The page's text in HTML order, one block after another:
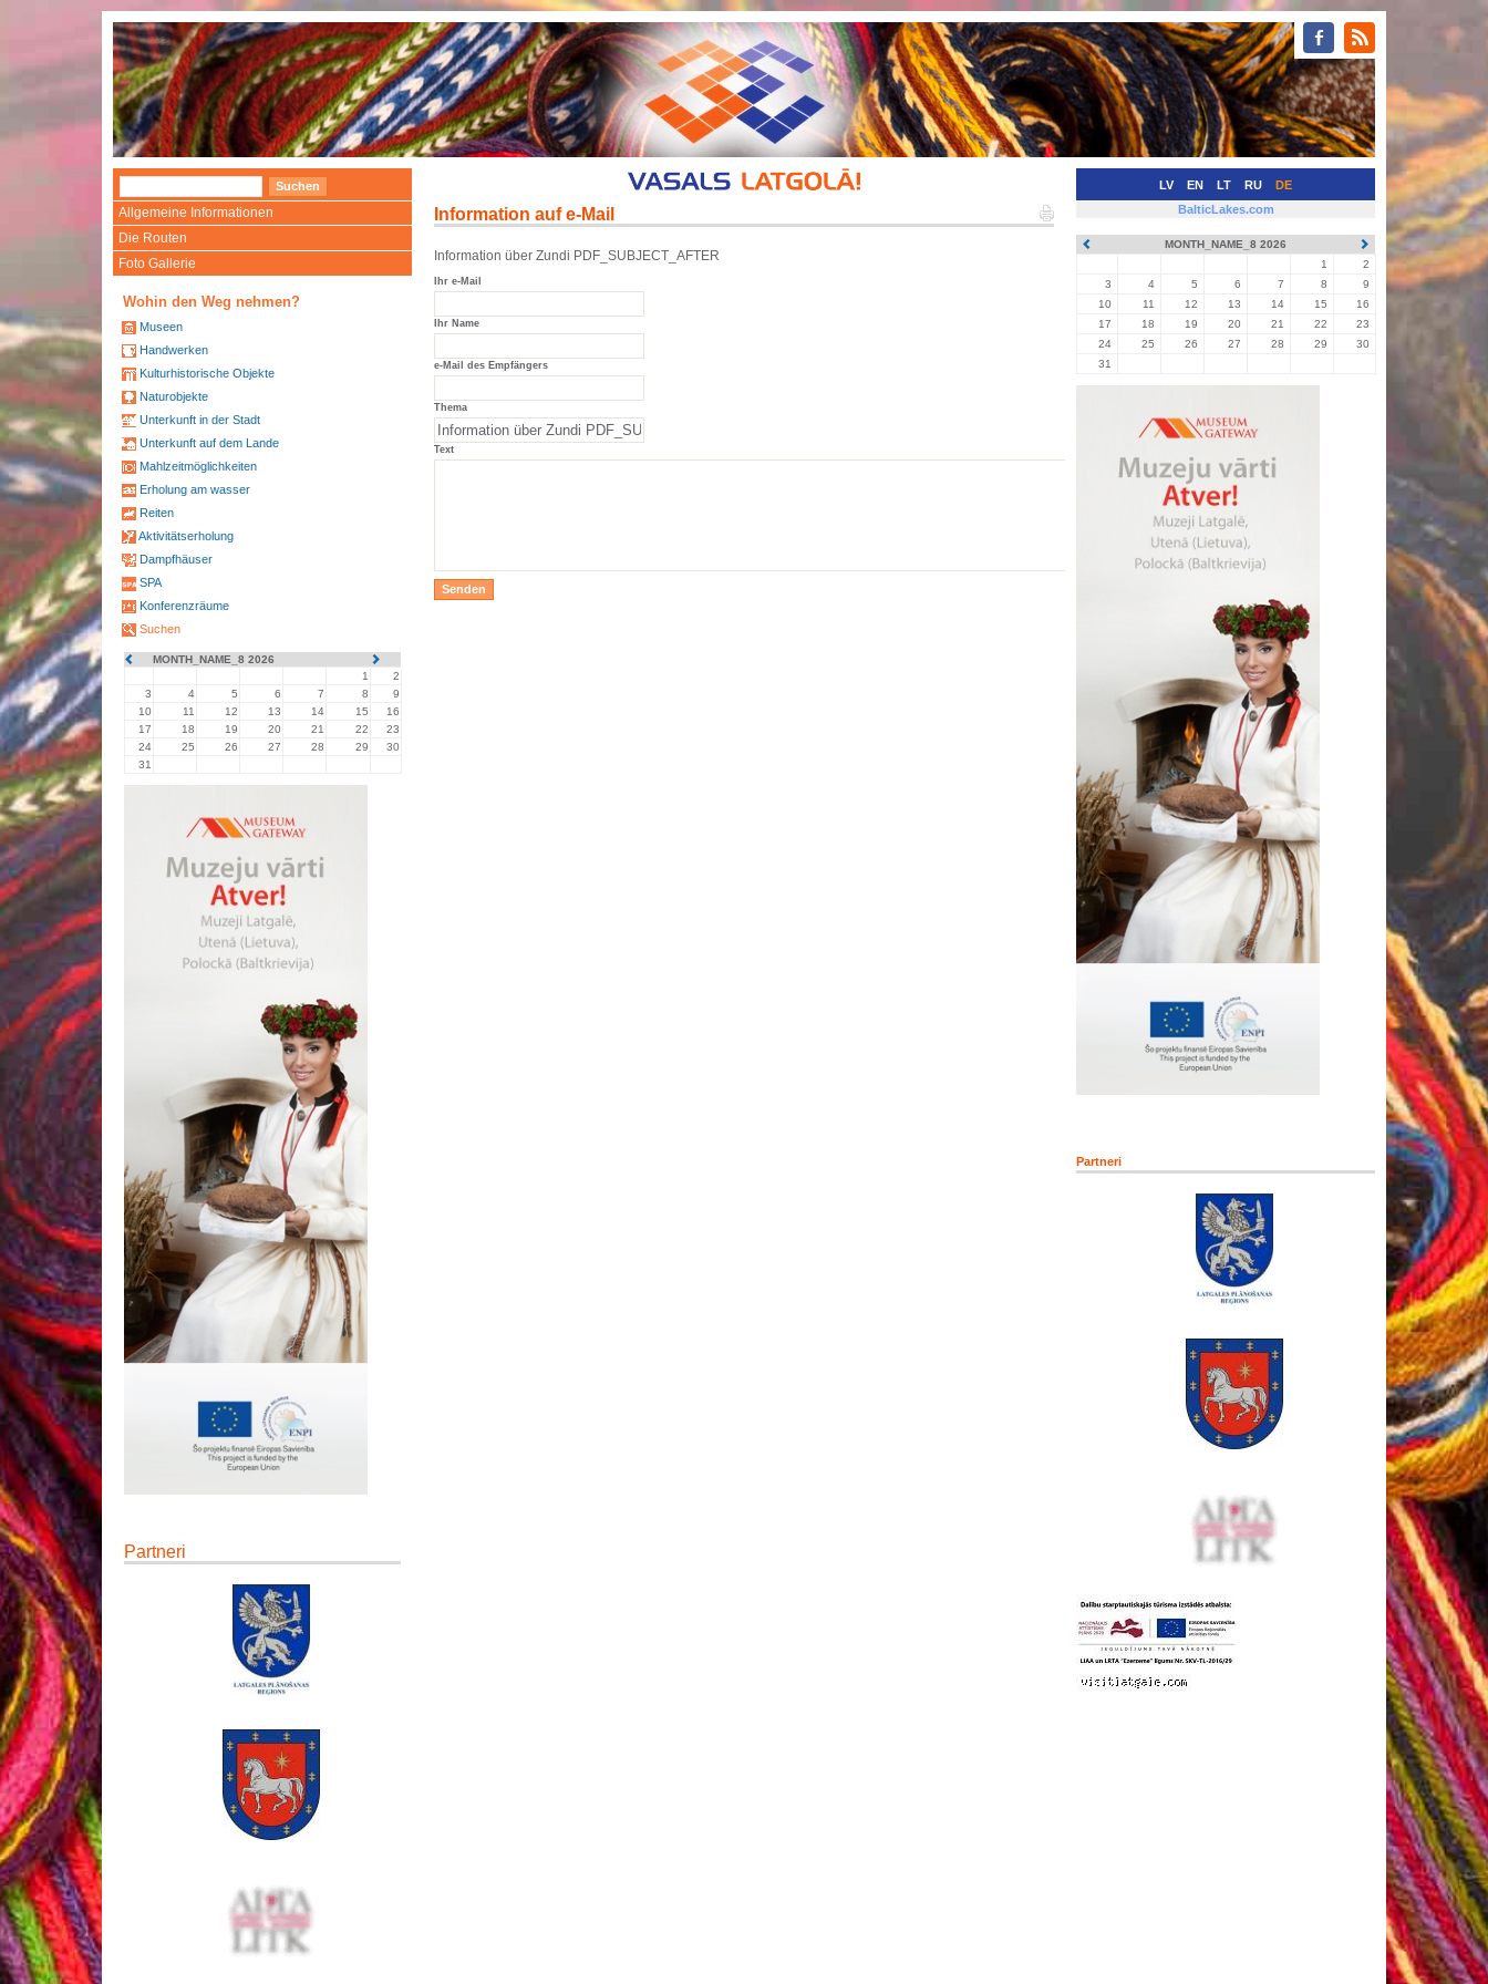
LV EN LT RU DE
Allgemeine Informationen
Die Routen
Foto Gallerie
Wohin den Weg nehmen?
Museen
Handwerken
Kulturhistorische Objekte
Naturobjekte
Unterkunft in der Stadt
Unterkunft auf dem Lande
Mahlzeitmöglichkeiten
Erholung am wasser
Reiten
Aktivitätserholung
Dampfhäuser
SPA
Konferenzräume
Suchen
MONTH_NAME_8 2026
1
2
3
4 5 6 7 8
9
10
11 12 13 14 15
16
17
18 19 20 21 22
23
24
25 26 27 28 29
30
31
Partneri
Information auf e-Mail
Information über Zundi PDF_SUBJECT_AFTER
Ihr e-Mail
Ihr Name
e-Mail des Empfängers
Thema
Text
BalticLakes.com
MONTH_NAME_8 2026
1
2
3
4 5 6 7 8
9
10
11 12 13 14 15
16
17
18 19 20 21 22
23
24
25 26 27 28 29
30
31
Partneri